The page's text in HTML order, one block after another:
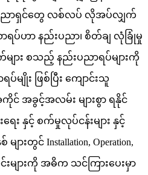
ညာရှင်တွေ လစ်လပ် လိုအပ်လျှက်
ပ်ဟာ နည်းပညာ၊ စိတ်ချ လုံခြုံမှု
ား စသည့် နည်းပညာရပ်များကို
ျိုး ဖြစ်ပြီး ကျောင်းသူ
င် အခွင့်အလမ်း များစွာ ရနိုင်
ေး နှင့် စက်မှုလုပ်ငန်းများ နှင့်
တွင် Installation, Operation,
ပိုင်းများကို အဓိက သင်ကြားပေးမှာ